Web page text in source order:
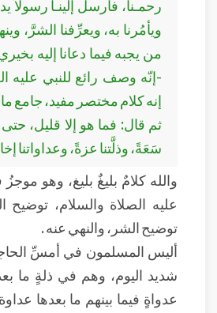
رحمـنا، فأرسل إلينـا رسولاً
ويأمُرنا به، ويعرِّفنا الشرَّ،
من يجبه فيما دعانا إليه
-إنّه وصف رائع للنبي عليه
إنه كلام مختصر مفيد، جامع
ثم قال: فما هو إلا قليل، حتى
سَعَةً، وذلَّتنا عزةً، وعداواتنا
والله كلامٌ بليغٌ بليغ، وهو
عليه الصلاة والسلام، توضيح
توضيح الشر، والنهي عنه .
أليس المسلمون في أمسِّ
شديد اليوم، وهم في ذلةٍ ما
عدواةٍ فيما بينهم ما بعدها